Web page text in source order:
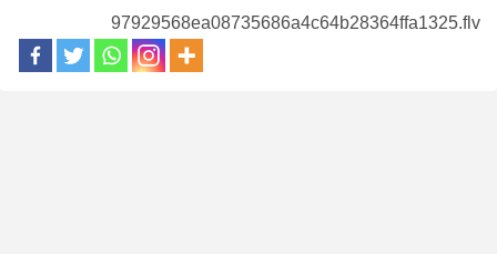
97929568ea08735686a4c64b28364ffa1325.flv